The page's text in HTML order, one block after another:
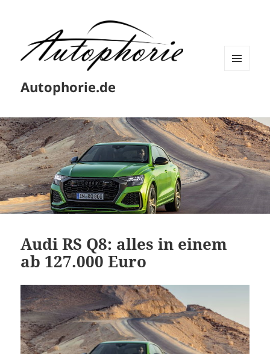
Autophorie.de
Audi RS Q8: alles in einem
ab 127.000 Euro